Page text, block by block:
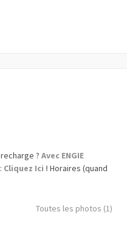
? Avec ENGIE
Cliquez Ici ! Horaires (quand
Toutes les photos (1)